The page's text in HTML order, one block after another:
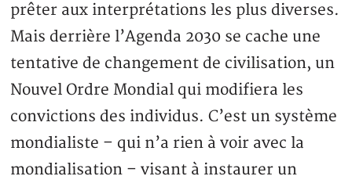
prêter aux interprétations les plus diverses.
Mais derrière l’Agenda 2030 se cache une
tentative de changement de civilisation, un
Nouvel Ordre Mondial qui modifiera les
convictions des individus. C’est un système
mondialiste – qui n’a rien à voir avec la
mondialisation – visant à instaurer un